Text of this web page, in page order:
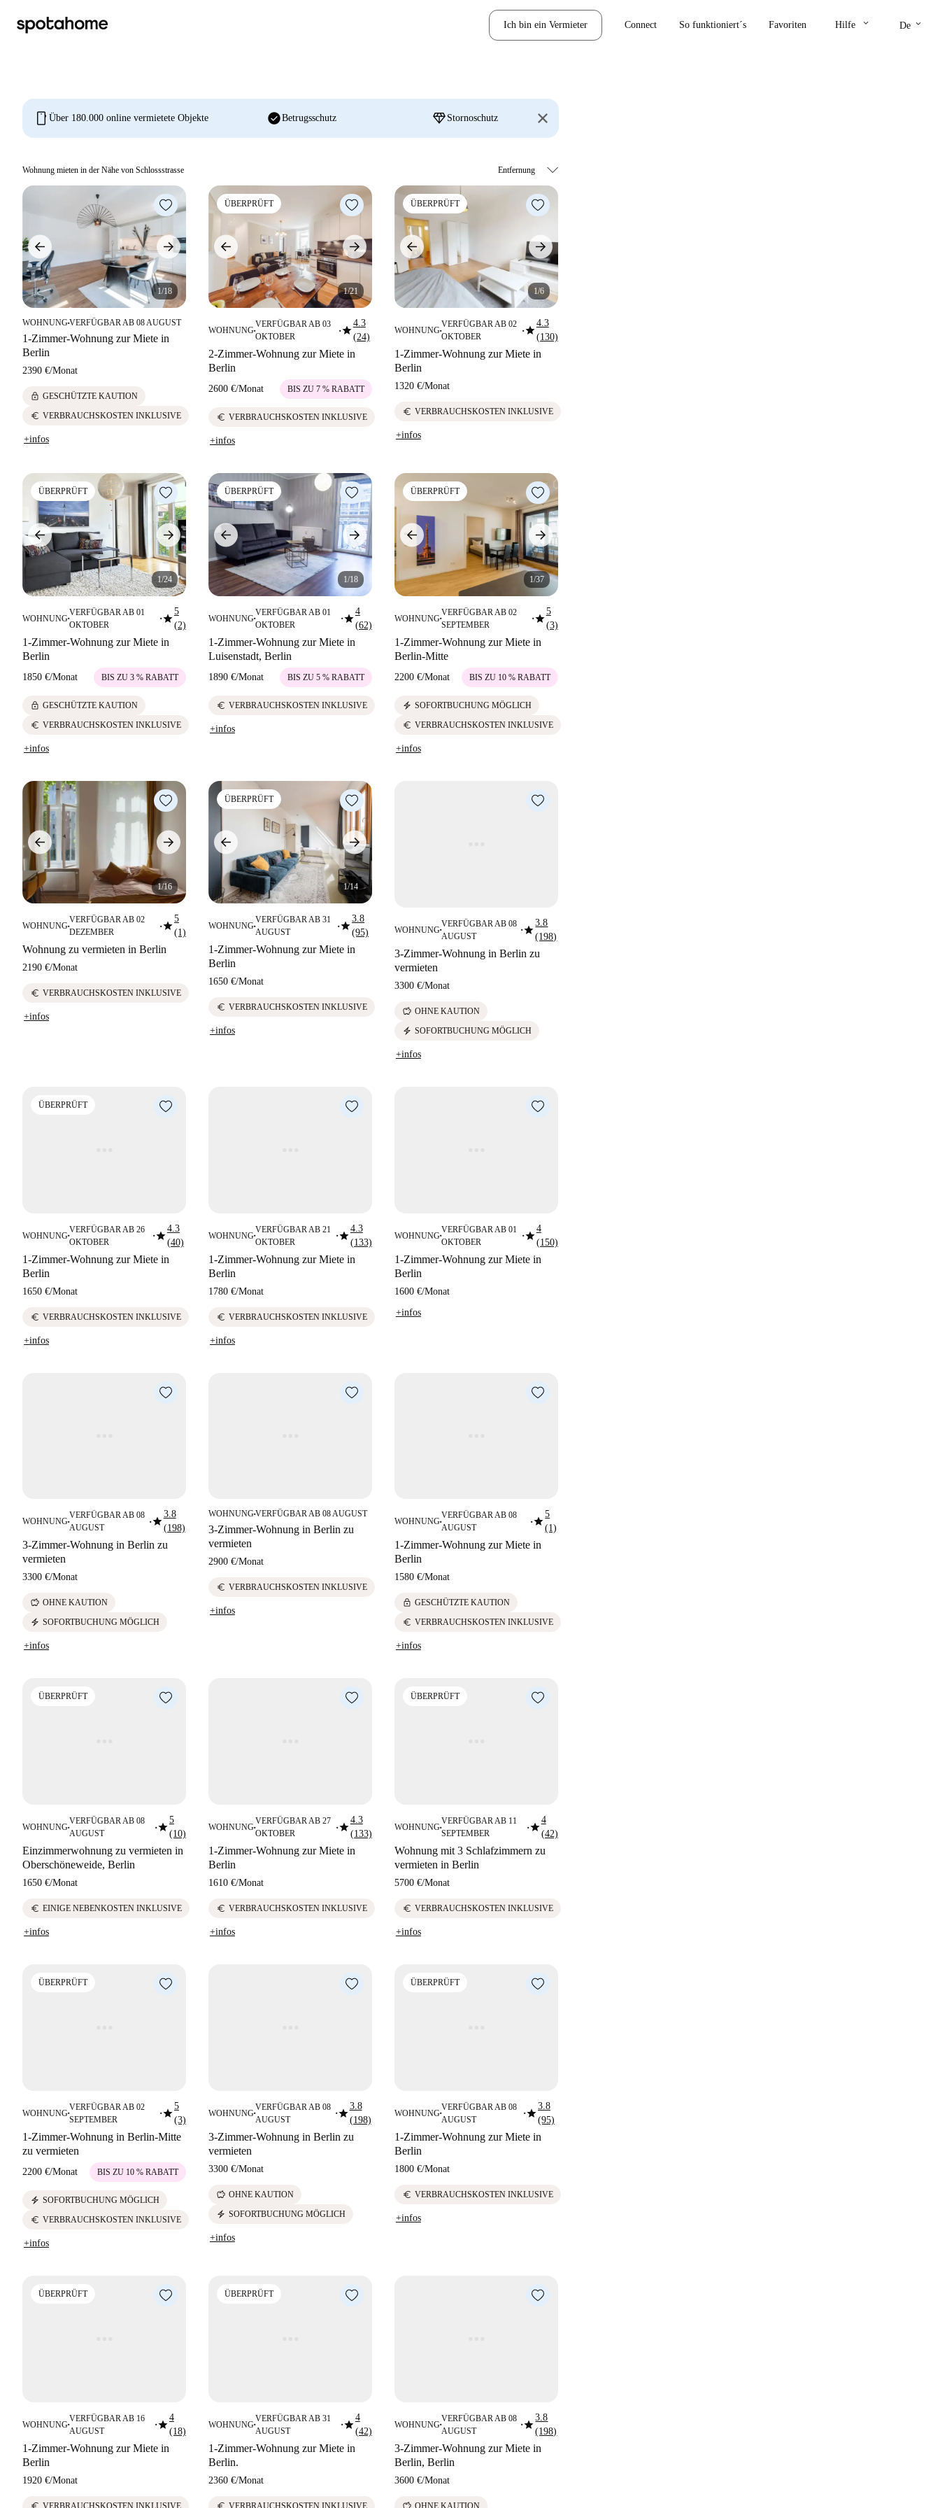
Ich bin ein Vermieter Connect So funktioniert´s Favoriten Hilfe keyboard_arrow_down De keyboard_arrow_down
mobile Über 180.000 online vermietete Objekte check_circleBetrugsschutz diamond Stornoschutz
Wohnung mieten in der Nähe von Schlossstrasse
1/18
WOHNUNG■VERFÜGBAR AB 08 AUGUST
1-Zimmer-Wohnung zur Miete in
Berlin
2390 €/Monat
lock GESCHÜTZTE KAUTION
euro VERBRAUCHSKOSTEN INKLUSIVE
+infos
ÜBERPRÜFT
1/21
WOHNUNG■
VERFÜGBAR AB 03
OKTOBER
■star4.3
(24)
2-Zimmer-Wohnung zur Miete in
Berlin
2600 €/Monat BIS ZU 7 % RABATT
euro VERBRAUCHSKOSTEN INKLUSIVE
+infos
ÜBERPRÜFT
1/6
WOHNUNG■
VERFÜGBAR AB 02
OKTOBER
■star4.3
(130)
1-Zimmer-Wohnung zur Miete in
Berlin
1320 €/Monat
euro VERBRAUCHSKOSTEN INKLUSIVE
+infos
ÜBERPRÜFT
1/24
WOHNUNG■
VERFÜGBAR AB 01
OKTOBER
■star5
(2)
1-Zimmer-Wohnung zur Miete in
Berlin
1850 €/Monat BIS ZU 3 % RABATT
lock GESCHÜTZTE KAUTION
euro VERBRAUCHSKOSTEN INKLUSIVE
+infos
ÜBERPRÜFT
1/18
WOHNUNG■
VERFÜGBAR AB 01
OKTOBER
■star4
(62)
1-Zimmer-Wohnung zur Miete in
Luisenstadt, Berlin
1890 €/Monat BIS ZU 5 % RABATT
euro VERBRAUCHSKOSTEN INKLUSIVE
+infos
ÜBERPRÜFT
1/37
WOHNUNG■
VERFÜGBAR AB 02
SEPTEMBER
■star5
(3)
1-Zimmer-Wohnung zur Miete in
Berlin-Mitte
2200 €/Monat BIS ZU 10 % RABATT
electric_bolt SOFORTBUCHUNG MÖGLICH
euro VERBRAUCHSKOSTEN INKLUSIVE
+infos
1/16
WOHNUNG■
VERFÜGBAR AB 02
DEZEMBER
■star5
(1)
Wohnung zu vermieten in Berlin
2190 €/Monat
euro VERBRAUCHSKOSTEN INKLUSIVE
+infos
ÜBERPRÜFT
1/14
WOHNUNG■
VERFÜGBAR AB 31
AUGUST
■star3.8
(95)
1-Zimmer-Wohnung zur Miete in
Berlin
1650 €/Monat
euro VERBRAUCHSKOSTEN INKLUSIVE
+infos
WOHNUNG■
VERFÜGBAR AB 08
AUGUST
■star3.8
(198)
3-Zimmer-Wohnung in Berlin zu
vermieten
3300 €/Monat
savings OHNE KAUTION
electric_bolt SOFORTBUCHUNG MÖGLICH
+infos
ÜBERPRÜFT
WOHNUNG■
VERFÜGBAR AB 26
OKTOBER
■star4.3
(40)
1-Zimmer-Wohnung zur Miete in
Berlin
1650 €/Monat
euro VERBRAUCHSKOSTEN INKLUSIVE
+infos
WOHNUNG■
VERFÜGBAR AB 21
OKTOBER
■star4.3
(133)
1-Zimmer-Wohnung zur Miete in
Berlin
1780 €/Monat
euro VERBRAUCHSKOSTEN INKLUSIVE
+infos
WOHNUNG■
VERFÜGBAR AB 01
OKTOBER
■star4
(150)
1-Zimmer-Wohnung zur Miete in
Berlin
1600 €/Monat
+infos
WOHNUNG■
VERFÜGBAR AB 08
AUGUST
■star3.8
(198)
3-Zimmer-Wohnung in Berlin zu
vermieten
3300 €/Monat
savings OHNE KAUTION
electric_bolt SOFORTBUCHUNG MÖGLICH
+infos
WOHNUNG■VERFÜGBAR AB 08 AUGUST
3-Zimmer-Wohnung in Berlin zu
vermieten
2900 €/Monat
euro VERBRAUCHSKOSTEN INKLUSIVE
+infos
WOHNUNG■
VERFÜGBAR AB 08
AUGUST
■star5
(1)
1-Zimmer-Wohnung zur Miete in
Berlin
1580 €/Monat
lock GESCHÜTZTE KAUTION
euro VERBRAUCHSKOSTEN INKLUSIVE
+infos
ÜBERPRÜFT
WOHNUNG■
VERFÜGBAR AB 08
AUGUST
■star5
(10)
Einzimmerwohnung zu vermieten in
Oberschöneweide, Berlin
1650 €/Monat
euro EINIGE NEBENKOSTEN INKLUSIVE
+infos
WOHNUNG■
VERFÜGBAR AB 27
OKTOBER
■star4.3
(133)
1-Zimmer-Wohnung zur Miete in
Berlin
1610 €/Monat
euro VERBRAUCHSKOSTEN INKLUSIVE
+infos
ÜBERPRÜFT
WOHNUNG■
VERFÜGBAR AB 11
SEPTEMBER
■star4
(42)
Wohnung mit 3 Schlafzimmern zu
vermieten in Berlin
5700 €/Monat
euro VERBRAUCHSKOSTEN INKLUSIVE
+infos
ÜBERPRÜFT
WOHNUNG■
VERFÜGBAR AB 02
SEPTEMBER
■star5
(3)
1-Zimmer-Wohnung in Berlin-Mitte
zu vermieten
2200 €/Monat BIS ZU 10 % RABATT
electric_bolt SOFORTBUCHUNG MÖGLICH
euro VERBRAUCHSKOSTEN INKLUSIVE
+infos
WOHNUNG■
VERFÜGBAR AB 08
AUGUST
■star3.8
(198)
3-Zimmer-Wohnung in Berlin zu
vermieten
3300 €/Monat
savings OHNE KAUTION
electric_bolt SOFORTBUCHUNG MÖGLICH
+infos
ÜBERPRÜFT
WOHNUNG■
VERFÜGBAR AB 08
AUGUST
■star3.8
(95)
1-Zimmer-Wohnung zur Miete in
Berlin
1800 €/Monat
euro VERBRAUCHSKOSTEN INKLUSIVE
+infos
ÜBERPRÜFT
WOHNUNG■
VERFÜGBAR AB 16
AUGUST
■star4
(18)
1-Zimmer-Wohnung zur Miete in
Berlin
1920 €/Monat
euro VERBRAUCHSKOSTEN INKLUSIVE
ÜBERPRÜFT
WOHNUNG■
VERFÜGBAR AB 31
AUGUST
■star4
(42)
1-Zimmer-Wohnung zur Miete in
Berlin.
2360 €/Monat
euro VERBRAUCHSKOSTEN INKLUSIVE
WOHNUNG■
VERFÜGBAR AB 08
AUGUST
■star3.8
(198)
3-Zimmer-Wohnung zur Miete in
Berlin, Berlin
3600 €/Monat
savings OHNE KAUTION